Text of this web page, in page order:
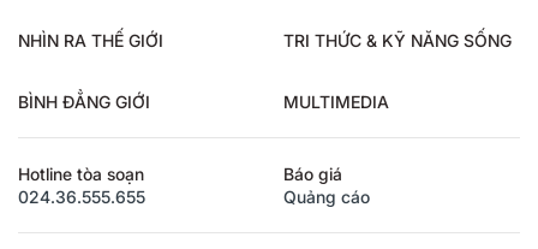
NHÌN RA THẾ GIỚI TRI THỨC & KỸ NĂNG SỐNG
BÌNH ĐẲNG GIỚI MULTIMEDIA
Hotline tòa soạn
024.36.555.655
Báo giá
Quảng cáo